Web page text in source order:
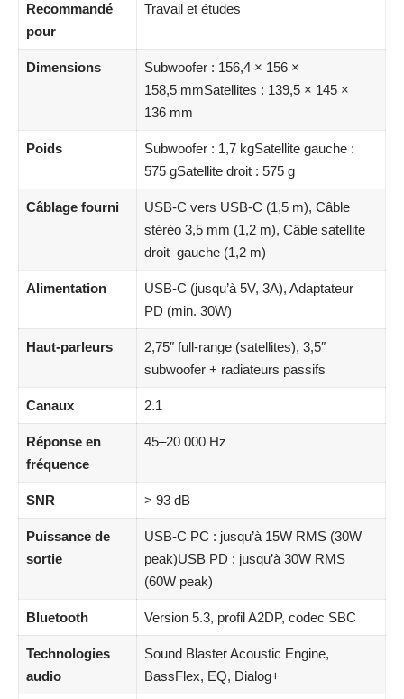
Recommandé
pour
Travail et études
Dimensions
Subwoofer : 156,4 × 156 ×
158,5 mmSatellites : 139,5 × 145 ×
136 mm
Poids
Subwoofer : 1,7 kgSatellite gauche :
575 gSatellite droit : 575 g
Câblage fourni
USB-C vers USB-C (1,5 m), Câble
stéréo 3,5 mm (1,2 m), Câble satellite
droit–gauche (1,2 m)
Alimentation
USB-C (jusqu’à 5V, 3A), Adaptateur
PD (min. 30W)
Haut-parleurs
2,75″ full-range (satellites), 3,5″
subwoofer + radiateurs passifs
Canaux 2.1
Réponse en
fréquence
45–20 000 Hz
SNR > 93 dB
Puissance de
sortie
USB-C PC : jusqu’à 15W RMS (30W
peak)USB PD : jusqu’à 30W RMS
(60W peak)
Bluetooth Version 5.3, profil A2DP, codec SBC
Technologies
audio
Sound Blaster Acoustic Engine,
BassFlex, EQ, Dialog+